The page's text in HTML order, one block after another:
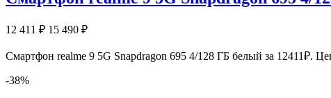
12 411 ₽ 15 490 ₽
Смартфон realme 9 5G Snapdragon 695 4/128 ГБ белый за 12411₽.
-38%